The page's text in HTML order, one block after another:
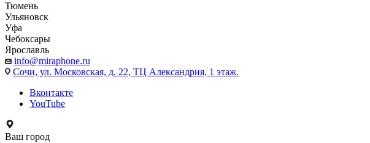
Тюмень
Ульяновск
Уфа
Чебоксары
Ярославль
info@miraphone.ru
Сочи, ул. Московская, д. 22, ТЦ Александрия, 1 этаж.
Вконтакте
YouTube
Ваш город